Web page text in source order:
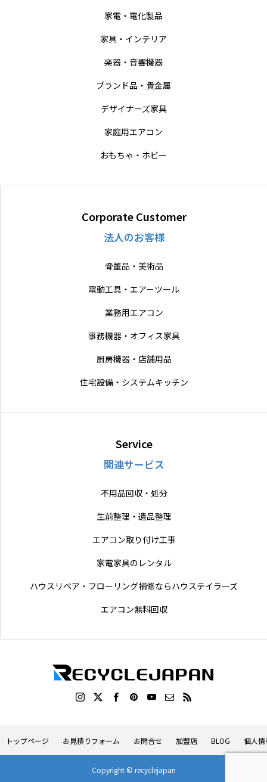
家電・電化製品
家具・インテリア
楽器・音響機器
ブランド品・貴金属
デザイナーズ家具
家庭用エアコン
おもちゃ・ホビー
Corporate Customer
法人のお客様
骨董品・美術品
電動工具・エアーツール
業務用エアコン
事務機器・オフィス家具
厨房機器・店舗用品
住宅設備・システムキッチン
Service
関連サービス
不用品回収・処分
生前整理・遺品整理
エアコン取り付け工事
家電家具のレンタル
ハウスリペア・フローリング補修ならハウステイラーズ
エアコン無料回収
トップページ お見積りフォーム お問合せ 加盟店 BLOG 個人
Copyright © recyclejapan